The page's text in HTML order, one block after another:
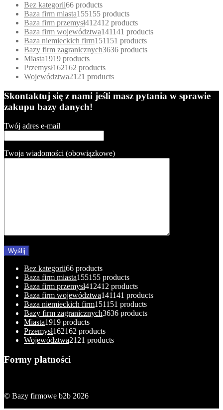
Bez kategorii66 products
Baza firm miasta155155 products
Baza firm przemysł412412 products
Baza firm województwa141141 products
Baza niemieckich firm151151 products
Bazy firm zagranicznych3636 products
Miasta1919 products
Przemysł162162 products
Województwa21 21 products
Skontaktuj się z nami jeśli masz pytania w sprawie
zakupu bazy danych!
Twój adres e-mail
Twoja wiadomości (obowiązkowe)
Bez kategorii66 products
Baza firm miasta155155 products
Baza firm przemysł412412 products
Baza firm województwa141141 products
Baza niemieckich firm151151 products
Bazy firm zagranicznych3636 products
Miasta1919 products
Przemysł162162 products
Województwa2121 products
Formy płatności
© Bazy firmowe b2b 2026